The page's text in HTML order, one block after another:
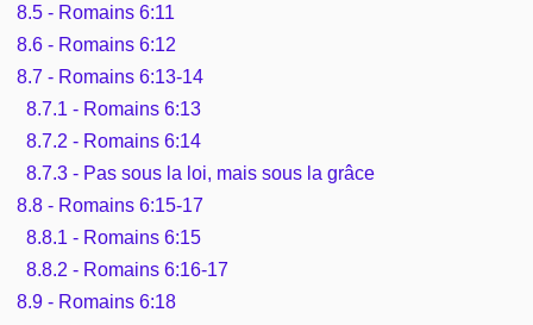
8.5 - Romains 6:11
8.6 - Romains 6:12
8.7 - Romains 6:13-14
8.7.1 - Romains 6:13
8.7.2 - Romains 6:14
8.7.3 - Pas sous la loi, mais sous la grâce
8.8 - Romains 6:15-17
8.8.1 - Romains 6:15
8.8.2 - Romains 6:16-17
8.9 - Romains 6:18